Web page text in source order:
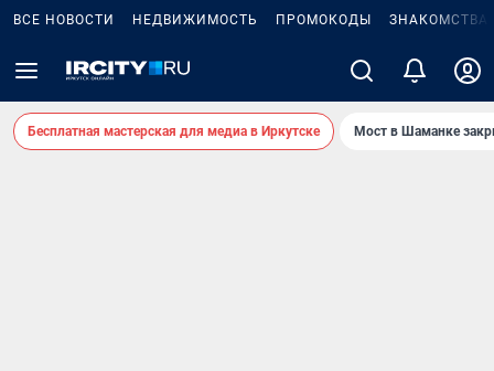
ВСЕ НОВОСТИ НЕДВИЖИМОСТЬ ПРОМОКОДЫ ЗНАКОМСТВА
Бесплатная мастерская для медиа в Иркутске Мост в Шаманке